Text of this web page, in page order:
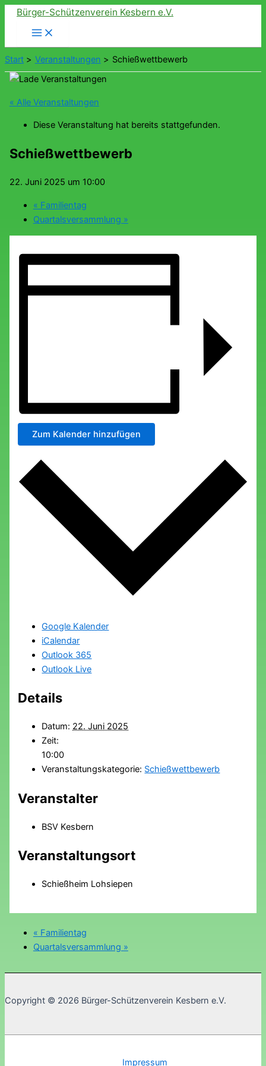
Zum
springen
Bürger-Schützenverein Kesbern e.V.
Start Veranstaltungen Schießwettbewerb
« Alle Veranstaltungen
Diese Veranstaltung hat bereits stattgefunden.
Schießwettbewerb
22. Juni 2025 um 10:00
« Familientag
Quartalsversammlung »
Zum Kalender hinzufügen
Google Kalender
iCalendar
Outlook 365
Outlook Live
Details
Datum: 22. Juni 2025
Zeit:
10:00
Veranstaltungskategorie: Schießwettbewerb
Veranstalter
BSV Kesbern
Veranstaltungsort
Schießheim Lohsiepen
« Familientag
Quartalsversammlung »
Copyright © 2026 Bürger-Schützenverein Kesbern e.V.
Impressum